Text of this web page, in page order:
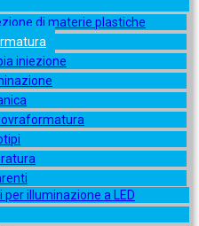
di materie plastiche
iniezione
illuminazione a LED